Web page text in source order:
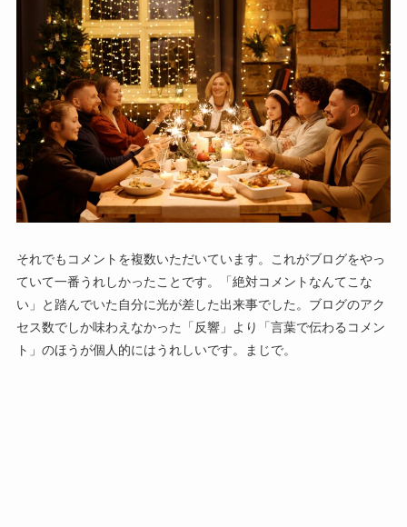
それでもコメントを複数いただいています。これがブログをやっ
ていて一番うれしかったことです。「絶対コメントなんてこな
い」と踏んでいた自分に光が差した出来事でした。ブログのアク
セス数でしか味わえなかった「反響」より「言葉で伝わるコメン
ト」のほうが個人的にはうれしいです。まじで。